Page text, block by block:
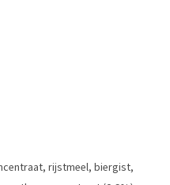
rijstmeel, biergist,